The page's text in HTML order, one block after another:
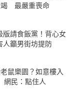
竭 最嚴重喪命
版請食飯黨！背心女
籲男街坊提防
鼠樂園？如意樓入
民：點住人